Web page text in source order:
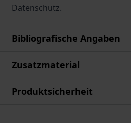
Datenschutz.
Bibliografische Angaben
Zusatzmaterial
Produktsicherheit